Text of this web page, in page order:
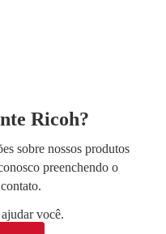
Ricoh?
sobre nossos produtos
preenchendo o
você.